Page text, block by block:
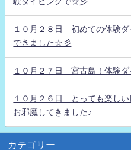
１０月２８日 初めての体験ダ
できました☆彡
１０月２７日 宮古島！体験
１０月２６日 とっても楽し
お邪魔してきました♪
カテゴリー